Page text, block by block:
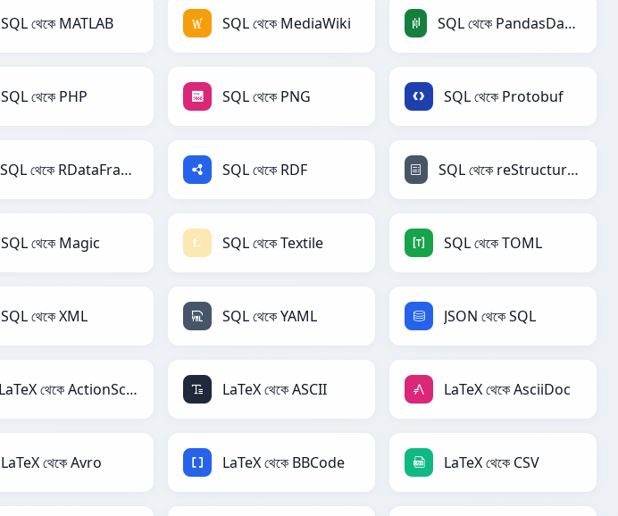
SQL থেকে MATLAB SQL থেকে MediaWiki SQL থেকে PandasDataFrame
SQL থেকে PHP SQL থেকে PNG SQL থেকে Protobuf
SQL থেকে RDataFrame SQL থেকে RDF SQL থেকে reStructuredText
SQL থেকে Magic SQL থেকে Textile SQL থেকে TOML
SQL থেকে XML SQL থেকে YAML JSON থেকে SQL
LaTeX থেকে ActionScript LaTeX থেকে ASCII LaTeX থেকে AsciiDoc
LaTeX থেকে Avro LaTeX থেকে BBCode LaTeX থেকে CSV